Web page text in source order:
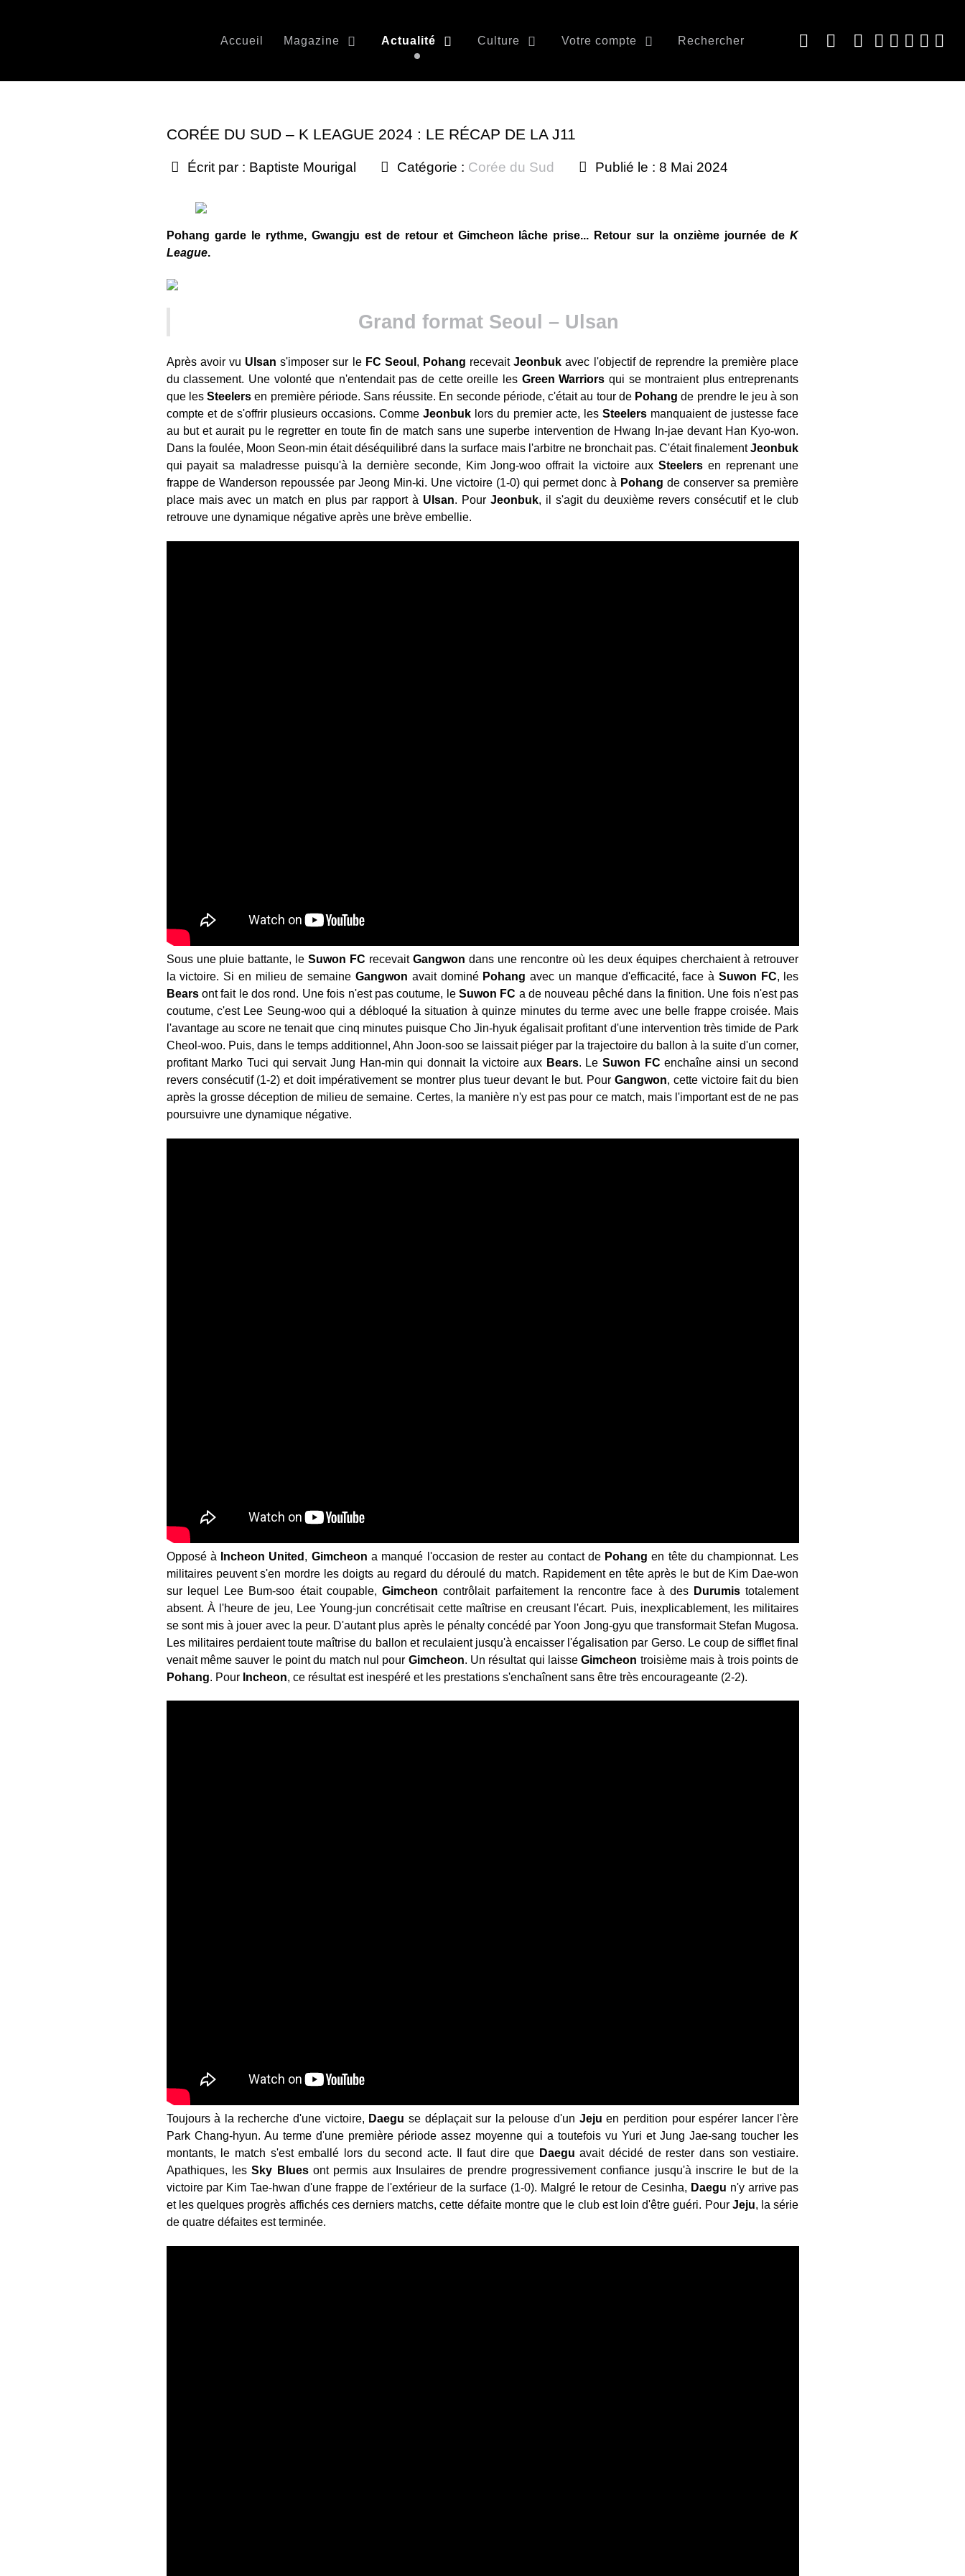
Accueil Magazine Actualité Culture Votre compte Rechercher
CORÉE DU SUD – K LEAGUE 2024 : LE RÉCAP DE LA J11
Écrit par : Baptiste Mourigal Catégorie : Corée du Sud Publié le : 8 Mai 2024
Pohang garde le rythme, Gwangju est de retour et Gimcheon lâche prise... Retour sur la onzième journée deK
League.
Grand format Seoul – Ulsan
Après avoir vu Ulsan s'imposer sur le FC Seoul , Pohang recevaitJeonbuk avec l'objectif de reprendre la première place
du classement. Une volonté que n'entendait pas de cette oreille les Green Warriors qui se montraient plus entreprenants
que lesSteelers en première période. Sans réussite. En seconde période, c'était au tour de Pohang de prendre le jeu à son
compte et de s'offrir plusieurs occasions. Comme Jeonbuklors du premier acte, lesSteelers manquaient de justesse face
au but et aurait pu le regretter en toute fin de match sans une superbe intervention de Hwang In-jae devant Han Kyo-won.
Dans la foulée, Moon Seon-min était déséquilibré dans la surface mais l'arbitre ne bronchait pas. C'était finalementJeonbuk
qui payait sa maladresse puisqu'à la dernière seconde, Kim Jong-woo offrait la victoire aux Steelersen reprenant une
frappe de Wanderson repoussée par Jeong Min-ki. Une victoire (1-0) qui permet donc à Pohang de conserver sa première
place mais avec un match en plus par rapport à Ulsan. Pour Jeonbuk, il s'agit du deuxième revers consécutif et le club
retrouve une dynamique négative après une brève embellie.
Sous une pluie battante, leSuwon FC recevaitGangwon dans une rencontre où les deux équipes cherchaient à retrouver
la victoire. Si en milieu de semaineGangwon avait dominé Pohang avec un manque d'efficacité, face à Suwon FC, les
Bearsont fait le dos rond. Une fois n'est pas coutume, le Suwon FC a de nouveau pêché dans la finition. Une fois n'est pas
coutume, c'est Lee Seung-woo qui a débloqué la situation à quinze minutes du terme avec une belle frappe croisée. Mais
l'avantage au score ne tenait que cinq minutes puisque Cho Jin-hyuk égalisait profitant d'une intervention très timide de Park
Cheol-woo. Puis, dans le temps additionnel, Ahn Joon-soo se laissait piéger par la trajectoire du ballon à la suite d'un corner,
profitant Marko Tuci qui servait Jung Han-min qui donnait la victoire aux Bears. LeSuwon FC enchaîne ainsi un second
revers consécutif (1-2) et doit impérativement se montrer plus tueur devant le but. Pour Gangwon, cette victoire fait du bien
après la grosse déception de milieu de semaine. Certes, la manière n'y est pas pour ce match, mais l'important est de ne pas
poursuivre une dynamique négative.
Opposé à Incheon United , Gimcheon a manqué l'occasion de rester au contact de Pohang en tête du championnat. Les
militaires peuvent s'en mordre les doigts au regard du déroulé du match. Rapidement en tête après le but de Kim Dae-won
sur lequel Lee Bum-soo était coupable,Gimcheon contrôlait parfaitement la rencontre face à des Durumis totalement
absent. À l'heure de jeu, Lee Young-jun concrétisait cette maîtrise en creusant l'écart. Puis, inexplicablement, les militaires
se sont mis à jouer avec la peur. D'autant plus après le pénalty concédé par Yoon Jong-gyu que transformait Stefan Mugosa.
Les militaires perdaient toute maîtrise du ballon et reculaient jusqu'à encaisser l'égalisation par Gerso. Le coup de sifflet final
venait même sauver le point du match nul pour Gimcheon. Un résultat qui laisseGimcheon troisième mais à trois points de
Pohang. Pour Incheon, ce résultat est inespéré et les prestations s'enchaînent sans être très encourageante (2-2).
Toujours à la recherche d'une victoire, Daegu se déplaçait sur la pelouse d'un Jeju en perdition pour espérer lancer l'ère
Park Chang-hyun. Au terme d'une première période assez moyenne qui a toutefois vu Yuri et Jung Jae-sang toucher les
montants, le match s'est emballé lors du second acte. Il faut dire que Daegu avait décidé de rester dans son vestiaire.
Apathiques, lesSky Bluesont permis aux Insulaires de prendre progressivement confiance jusqu'à inscrire le but de la
victoire par Kim Tae-hwan d'une frappe de l'extérieur de la surface (1-0). Malgré le retour de Cesinha, Daegu n'y arrive pas
et les quelques progrès affichés ces derniers matchs, cette défaite montre que le club est loin d'être guéri. Pour Jeju, la série
de quatre défaites est terminée.